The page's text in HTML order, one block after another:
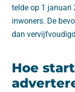
telde op 1 januari
inwoners. De
dan
Hoe